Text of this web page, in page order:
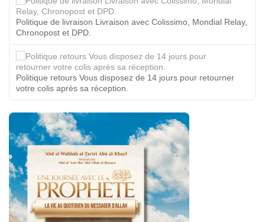
Politique de livraison Livraison avec Colissimo, Mondial Relay,
Chronopost et DPD.
Politique retours Vous disposez de 14 jours pour retourner
votre colis après sa réception.